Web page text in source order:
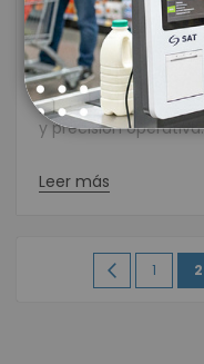
Las impresoras
hospitalarios,
reducir errores
beneficios,
ideal para clínicas y
y precisión operativa.
Leer más
Página
AnteriorPágina
1 2